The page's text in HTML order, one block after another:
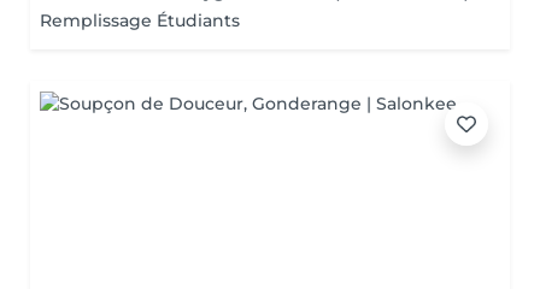
Remplissage Étudiants